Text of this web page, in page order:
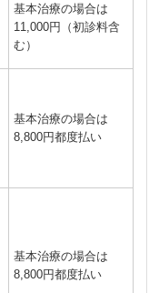
基本治療の場合は
11,000円（初診料含
む）
基本治療の場合は
8,800円都度払い
基本治療の場合は
8,800円都度払い